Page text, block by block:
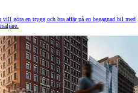
göra en trygg och bra affär på en begagnad bil med